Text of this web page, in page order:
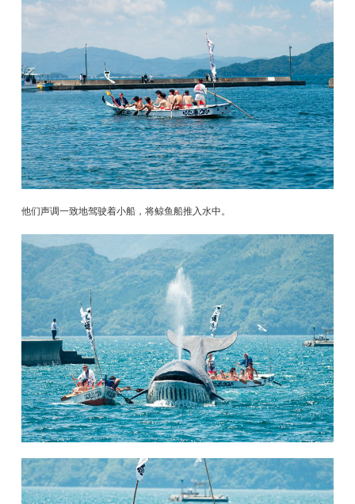
他们声调一致地驾驶着小船，将鲸鱼船推入水中。